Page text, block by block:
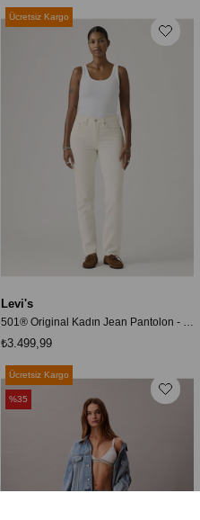
Levi's
501® Original Kadın Jean Pantolon - Surprise Guest
₺3.499,99
Ücretsiz Kargo
Ücretsiz Kargo
%35